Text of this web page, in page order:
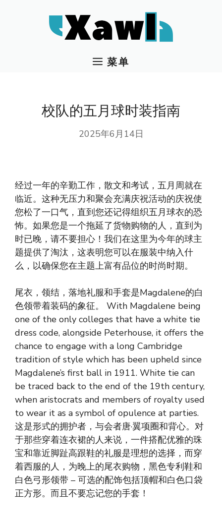
菜单
校队的五月球时装指南
2025年6月14日
经过一年的辛勤工作，散文和考试，五月周就在
临近。这种无压力和聚会充满庆祝活动的庆祝使
您松了一口气，直到您还记得组织五月球衣的恐
怖。如果您是一个拖延了货物购物的人，直到为
时已晚，请不要担心！我们在这里为今年的球主
题提供了淘汰，这表明您可以在服装中纳入什
么，以确保您在主题上富有品位的时尚时期。
尾衣，领结，落地礼服和手套是Magdalene的白
色领带着装码的象征。 With Magdalene being
one of the only colleges that have a white tie
dress code, alongside Peterhouse, it offers the
chance to engage with a long Cambridge
tradition of style which has been upheld since
Magdalene’s first ball in 1911. White tie can
be traced back to the end of the 19th century,
when aristocrats and members of royalty used
to wear it as a symbol of opulence at parties.
这是形式的拥护者，与会者唐·翼项圈和背心。对
于那些穿着连衣裙的人来说，一件搭配优雅的珠
宝和靠近脚趾高跟鞋的礼服是理想的选择，而穿
着西服的人，为晚上的尾衣购物，黑色专利鞋和
白色弓形领带 – 可选的配饰包括顶帽和白色口袋
正方形。而且不要忘记您的手套！